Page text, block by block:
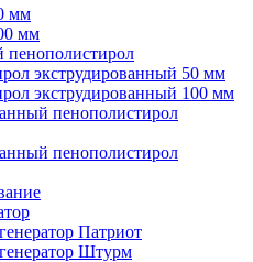
мм
мм
пенополистирол
экструдированный 50 мм
экструдированный 100 мм
пенополистирол
пенополистирол
Патриот
Штурм